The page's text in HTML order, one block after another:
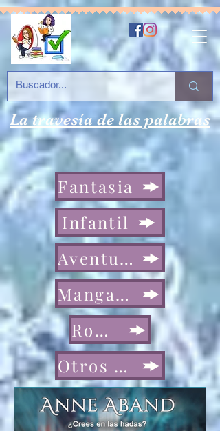
La travesía de las palabras
Fantasia
Infantil
Aventura
Manga/ Comic
Romance
Otros Géneros